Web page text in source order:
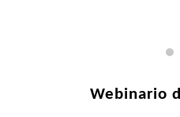
Webinario